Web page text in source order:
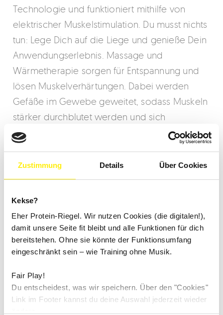
Zustimmung Details Über Cookies
Kekse?
Eher Protein-Riegel. Wir nutzen Cookies (die digitalen!),
damit unsere Seite fit bleibt und alle Funktionen für dich
bereitstehen. Ohne sie könnte der Funktionsumfang
eingeschränkt sein – wie Training ohne Musik.
Fair Play!
Du entscheidest, was wir speichern. Über den "Cookies"
Link im Footer kannst du deine Auswahl jederzeit wieder
Technologie und funktioniert mithilfe von
elektrischer Muskelstimulation. Du musst nichts
tun: Lege Dich auf die Liege und genieße Dein
Anwendungserlebnis. Massage und
Wärmetherapie sorgen für Entspannung und
lösen Muskelverhärtungen. Dabei werden
Gefäße im Gewebe geweitet, sodass Muskeln
stärker durchblutet werden und sich
Verspannungen im Rücken lösen.
Trainingsimpulse stärken Deine tiefliegende
Rückenmuskulatur und wirken muskulären
Dysbalancen entgegen. Die vorab
Problematik und sorgt für die individuelle
Konfiguration Deiner Rückentherapie. Nach
wenigen Minuten wirst Du bereits merken, wie
positiv sich die hochmoderne Form der
Rückentherapie auf Deinen Rücken auswirkt.